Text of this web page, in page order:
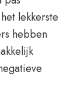
lekkerste
hebben